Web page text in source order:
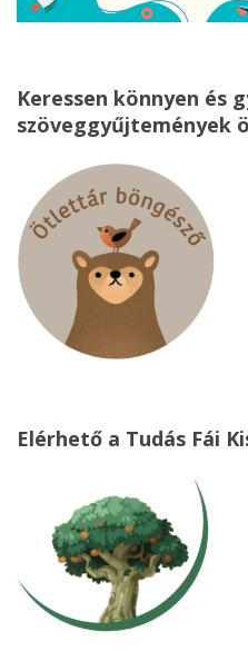
Keressen könnyen és
szöveggyűjtemények
Elérhető a Tudás Fái